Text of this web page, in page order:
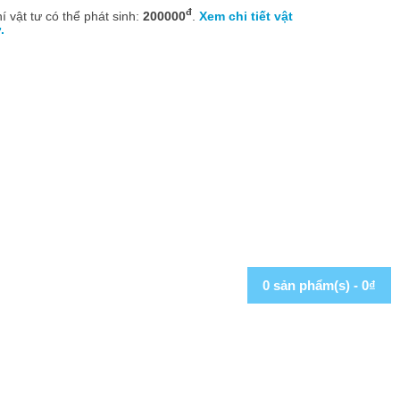
0 sản phẩm(s) - 0₫
vật tư có thể phát sinh: 200000đ
Xem chi tiết vật